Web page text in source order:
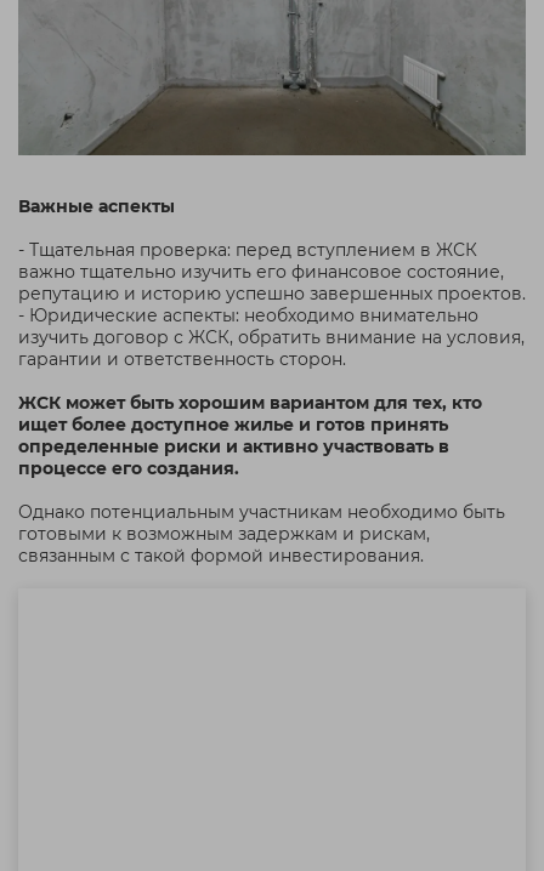
Важные аспекты
- Тщательная проверка: перед вступлением в ЖСК
важно тщательно изучить его финансовое состояние,
репутацию и историю успешно завершенных проектов.
- Юридические аспекты: необходимо внимательно
изучить договор с ЖСК, обратить внимание на условия,
гарантии и ответственность сторон.
ЖСК может быть хорошим вариантом для тех, кто
ищет более доступное жилье и готов принять
определенные риски и активно участвовать в
процессе его создания.
Однако потенциальным участникам необходимо быть
готовыми к возможным задержкам и рискам,
связанным с такой формой инвестирования.